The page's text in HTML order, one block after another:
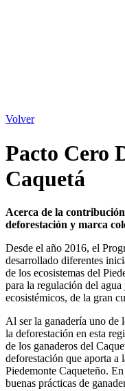
Volver
Pacto Cero
Caquetá
Acerca de la
deforestación y marca
Desde el año 2016, el
desarrollado diferentes
de los ecosistemas del
para la regulación del
ecosistémicos, de la gran
Al ser la ganadería uno de
la deforestación en esta
de los ganaderos del
deforestación que aporta a
Piedemonte Caqueteño.
buenas prácticas de